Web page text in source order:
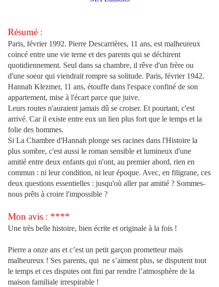
Résumé :
Paris, février 1992. Pierre Descarrières, 11 ans, est malheureux
coincé entre une vie terne et des parents qui se déchirent
quotidiennement. Seul dans sa chambre, il rêve d'un frère ou
d'une soeur qui viendrait rompre sa solitude. Paris, février 1942.
Hannah Klezmer, 11 ans, étouffe dans l'espace confiné de son
appartement, mise à l'écart parce que juive.
Leurs routes n'auraient jamais dû se croiser. Et pourtant, c'est
arrivé. Car il existe entre eux un lien plus fort que le temps et la
folie des hommes.
Si La Chambre d'Hannah plonge ses racines dans l'Histoire la
plus sombre, c'est aussi le roman sensible et lumineux d'une
amitié entre deux enfants qui n'ont, au premier abord, rien en
commun : ni leur condition, ni leur époque. Avec, en filigrane, ces
deux questions essentielles : jusqu'où aller par amitié ? Sommes-
nous prêts à croire l'impossible ?
Mon avis : ****
Une très belle histoire, bien écrite et originale à la fois !
Pierre a onze ans et c’est un petit garçon prometteur mais
malheureux ! Ses parents, qui ne s’aiment plus, se disputent tout
le temps et ces disputes ont fini par rendre l’atmosphère de la
maison familiale irrespirable !